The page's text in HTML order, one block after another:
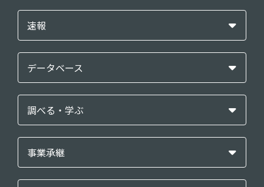
速報
データベース
調べる・学ぶ
事業承継